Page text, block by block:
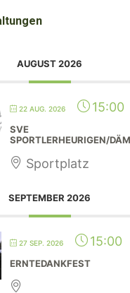
AUGUST 2026
22 AUG. 2026 15:00
SVE
SPORTLERHEURIGEN/
Sportplatz
SEPTEMBER 2026
27 SEP. 2026 15:00
ERNTEDANKFEST